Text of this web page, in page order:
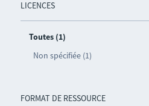
LICENCES
Toutes (1)
Non spécifiée (1)
FORMAT DE RESSOURCE